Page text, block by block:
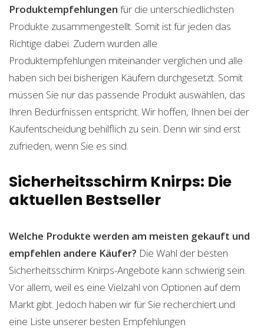
Produktempfehlungen für die unterschiedlichsten
Produkte zusammengestellt. Somit ist für jeden das
Richtige dabei. Zudem wurden alle
Produktempfehlungen miteinander verglichen und alle
haben sich bei bisherigen Käufern durchgesetzt. Somit
müssen Sie nur das passende Produkt auswählen, das
Ihren Bedürfnissen entspricht. Wir hoffen, Ihnen bei der
Kaufentscheidung behilflich zu sein. Denn wir sind erst
zufrieden, wenn Sie es sind.
Sicherheitsschirm Knirps: Die
aktuellen Bestseller
Welche Produkte werden am meisten gekauft und
empfehlen andere Käufer? Die Wahl der besten
Sicherheitsschirm Knirps-Angebote kann schwierig sein.
Vor allem, weil es eine Vielzahl von Optionen auf dem
Markt gibt. Jedoch haben wir für Sie recherchiert und
eine Liste unserer besten Empfehlungen